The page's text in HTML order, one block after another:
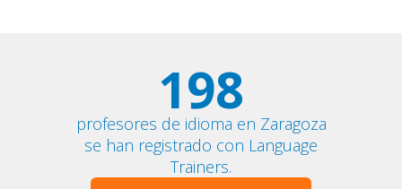
198
profesores de idioma en Zaragoza
se han registrado con Language
Trainers.